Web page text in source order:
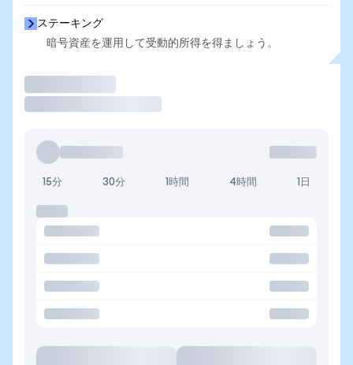
ステーキング
暗号資産を運用して受動的所得を得ましょう。
15分 30分 1時間 4時間 1日